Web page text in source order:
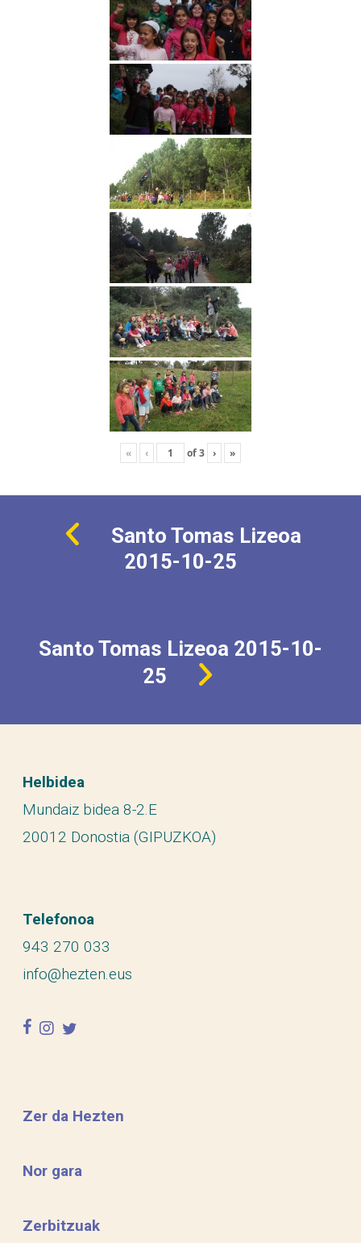
« ‹ of3 › »
Santo Tomas Lizeoa
2015-10-25
Santo Tomas Lizeoa 2015-10-
25
Helbidea
Mundaiz bidea 8-2.E
20012 Donostia (GIPUZKOA)
Telefonoa
943 270 033
info@hezten.eus
facebook
instagram
twitter
Zer da Hezten
Nor gara
Zerbitzuak